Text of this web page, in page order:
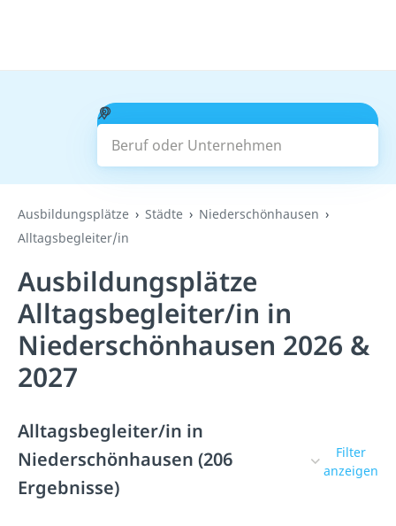
Beruf oder Unternehmen
Suchen
Ausbildungsplätze Städte
Niederschönhausen
Alltagsbegleiter/in
Ausbildungsplätze
Alltagsbegleiter/in in
Niederschönhausen 2026 &
2027
Alltagsbegleiter/in in
Niederschönhausen (206
Ergebnisse)
Filter
anzeigen